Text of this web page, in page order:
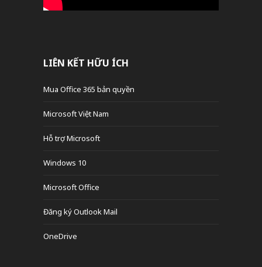
LIÊN KẾT HỮU ÍCH
Mua Office 365 bản quyền
Microsoft Việt Nam
Hỗ trợ Microsoft
Windows 10
Microsoft Office
Đăng ký Outlook Mail
OneDrive